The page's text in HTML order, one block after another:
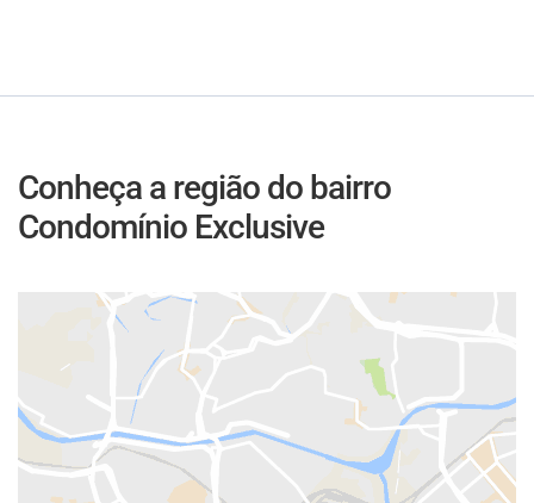
Conheça a região do bairro
Condomínio Exclusive